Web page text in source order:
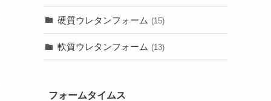
硬質ウレタンフォーム (15)
軟質ウレタンフォーム (13)
フォームタイムス